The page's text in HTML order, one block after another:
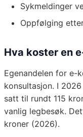
Sykmeldinger
Oppfølging
Hva koster en
Egenandelen for e-
konsultasjon. I
satt til rundt 115
vanlig legbesøk.
kroner (2026).